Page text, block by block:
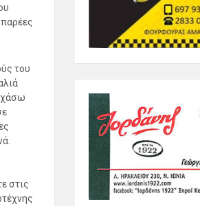
του
στις